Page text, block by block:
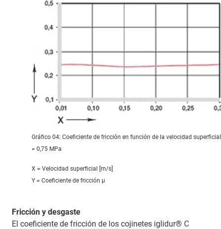
Gráfico 04: Coeficiente de fricción en función de la velocidad
= 0,75 MPa
X = Velocidad superficial [m/s]
Y = Coeficiente de fricción μ
Fricción y desgaste
El coeficiente de fricción de los cojinetes iglidur® C